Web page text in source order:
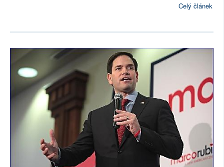
Celý článek